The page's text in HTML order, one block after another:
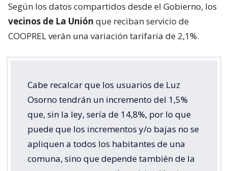
Según los datos compartidos desde el Gobierno, los
vecinos de La Unión que reciban servicio de
COOPREL verán una variación tarifaria de 2,1%.
Cabe recalcar que los usuarios de Luz
Osorno tendrán un incremento del 1,5%
que, sin la ley, sería de 14,8%, por lo que
puede que los incrementos y/o bajas no se
apliquen a todos los habitantes de una
comuna, sino que depende también de la